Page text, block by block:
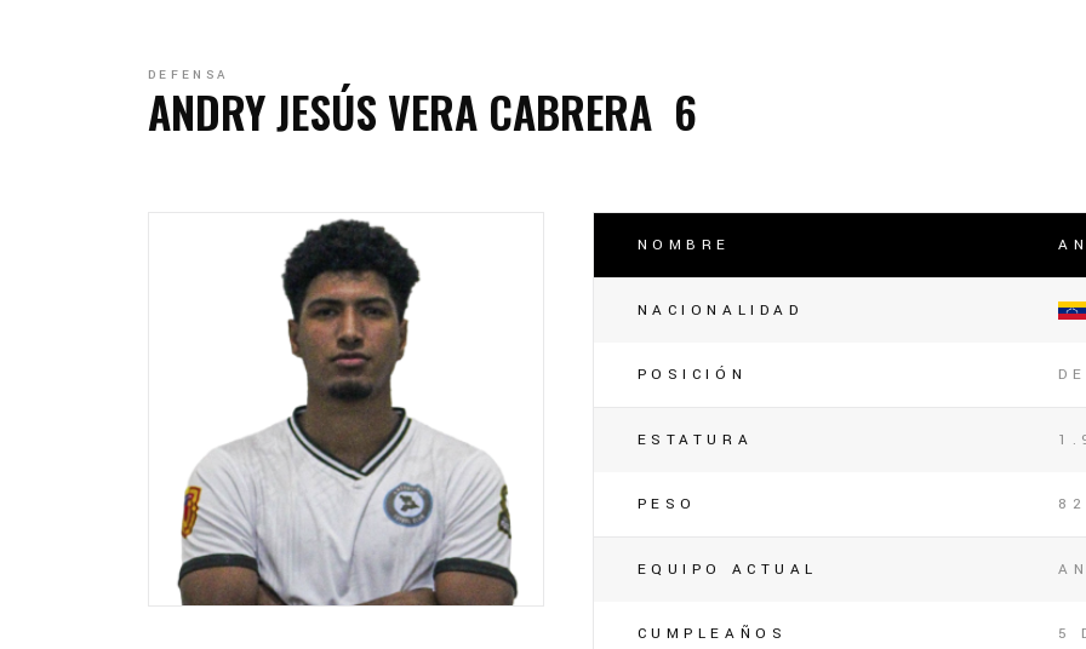
DEFENSA
6
ANDRY JESÚS VERA CABRERA
NOMBRE
NACIONALIDAD
POSICIÓN
ESTATURA
PESO
EQUIPO ACTUAL
CUMPLEAÑOS 5